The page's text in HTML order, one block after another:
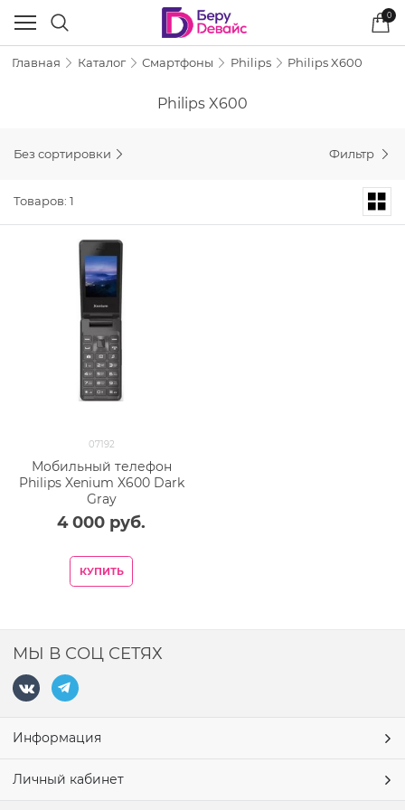
0
Главная Каталог Смартфоны Philips Philips X600
Philips X600
Без сортировки Фильтр
Товаров: 1
07192
Мобильный телефон
Philips Xenium X600 Dark
Gray
4 000 руб.
КУПИТЬ
МЫ В СОЦ СЕТЯХ
Информация
Личный кабинет